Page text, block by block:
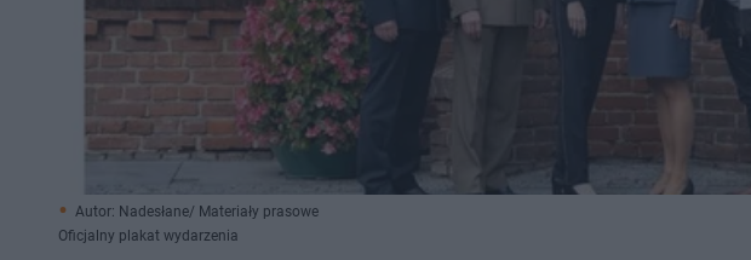
Autor: Nadesłane/ Materiały prasowe
Oficjalny plakat wydarzenia